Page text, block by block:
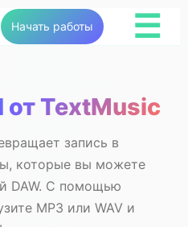
Начать работы ☰
от TextMusic
запись в
которые вы можете
DAW. С помощью
MP3 или WAV и